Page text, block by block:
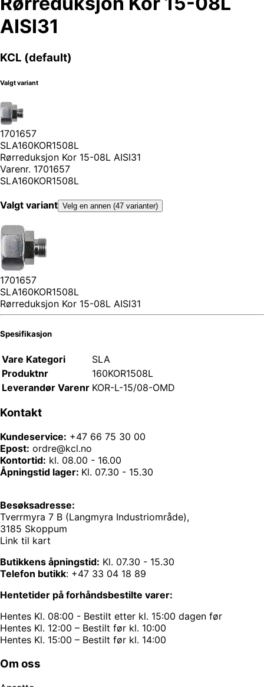
AISI31
KCL (default)
Valgt variant
1701657
SLA160KOR1508L
Rørreduksjon Kor 15-08L AISI31
Varenr. 1701657
SLA160KOR1508L
Valgt variant Velg en annen (47 varianter)
1701657
SLA160KOR1508L
Rørreduksjon Kor 15-08L AISI31
Spesifikasjon
Vare Kategori
SLA
Produktnr
160KOR1508L
Leverandør Varenr KOR-L-15/08-OMD
Kontakt
Kundeservice: +47 66 75 30 00
Epost: ordre@kcl.no
Kontortid: kl. 08.00 - 16.00
Åpningstid lager: Kl. 07.30 - 15.30
Besøksadresse:
Tverrmyra 7 B (Langmyra Industriområde),
3185 Skoppum
Link til kart
Butikkens åpningstid: Kl. 07.30 - 15.30
Telefon butikk: +47 33 04 18 89
Hentetider på forhåndsbestilte varer:
Hentes Kl. 08:00 - Bestilt etter kl. 15:00 dagen før
Hentes Kl. 12:00 – Bestilt før kl. 10:00
Hentes Kl. 15:00 – Bestilt før kl. 14:00
Om oss